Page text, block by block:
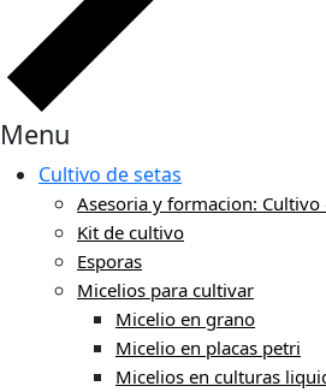
Menu
Cultivo de setas
Asesoria y formacion:
Kit de cultivo
Esporas
Micelios para cultivar
Micelio en grano
Micelio en placas petri
Micelios en culturas